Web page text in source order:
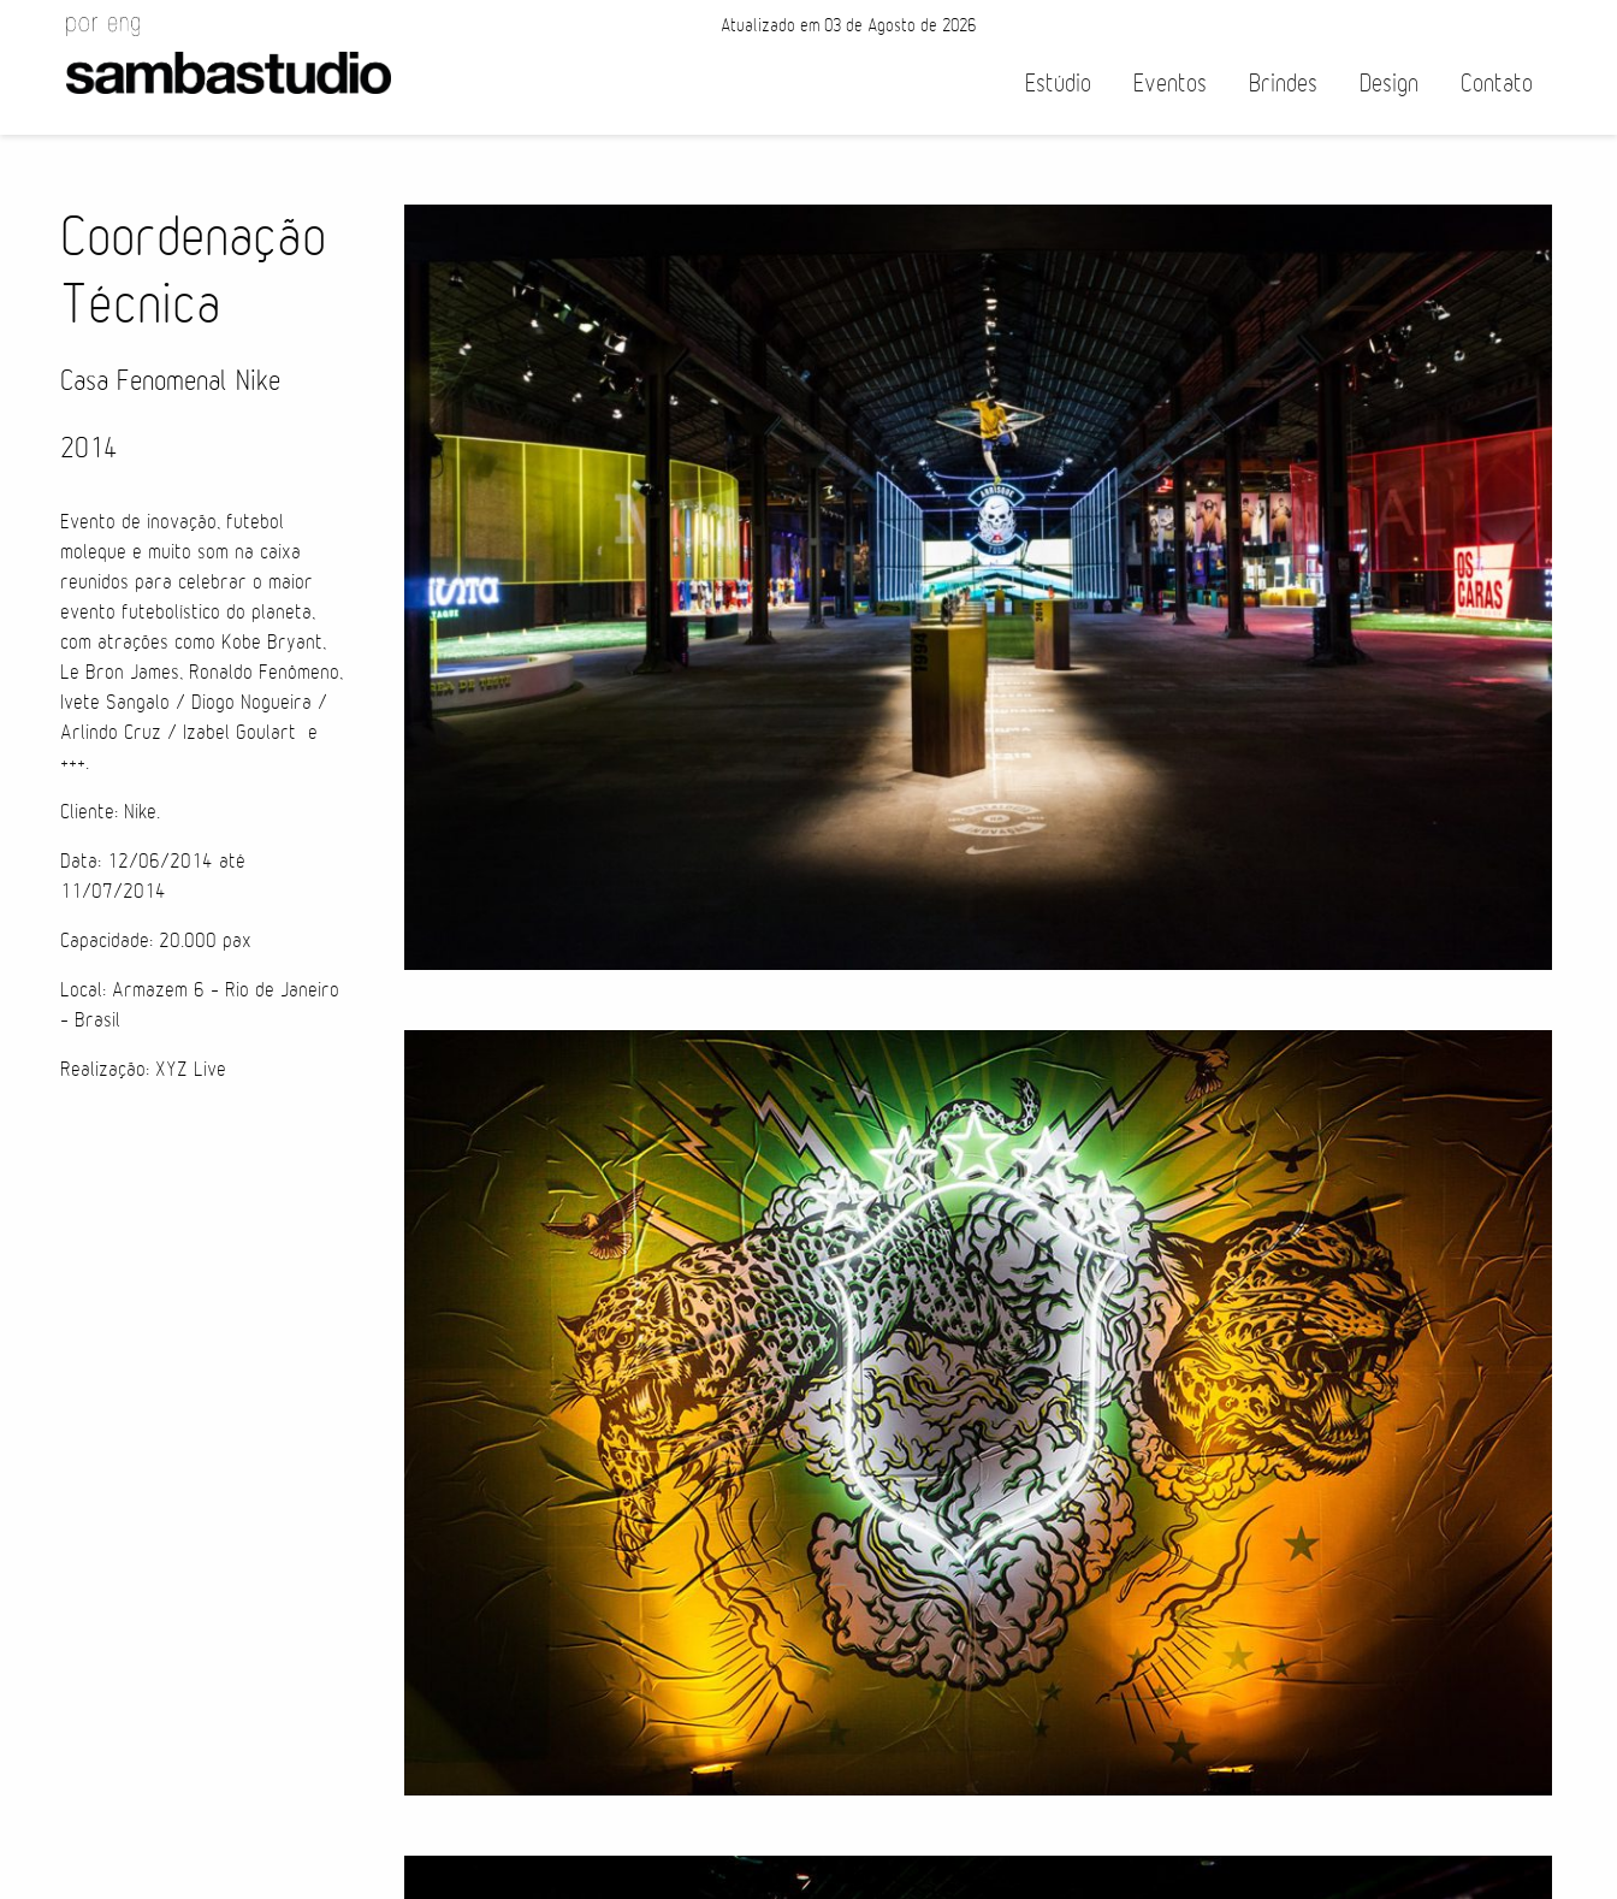
Atualizado em 03 de Agosto de 2026
Estúdio Eventos Brindes Design Contato
Coordenação
Técnica
Casa Fenomenal Nike
2014
Evento de inovação, futebol
moleque e muito som na caixa
reunidos para celebrar o maior
evento futebolístico do planeta,
com atrações como Kobe Bryant,
Le Bron James, Ronaldo Fenômeno,
Ivete Sangalo / Diogo Nogueira /
Arlindo Cruz / Izabel Goulart e
+++.
Cliente: Nike.
Data: 12/06/2014 até
11/07/2014
Capacidade: 20.000 pax
Local: Armazem 6 - Rio de Janeiro
– Brasil
Realização: XYZ Live